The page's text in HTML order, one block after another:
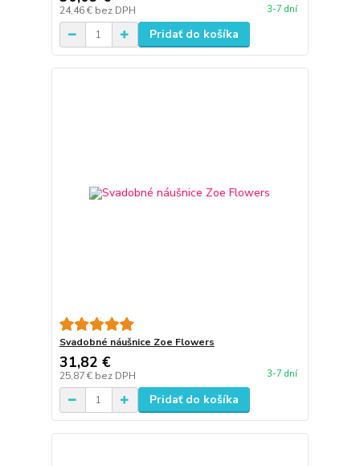
24,46 € bez DPH 3-7 dní
Pridať do košíka
Svadobné náušnice Zoe Flowers
31,82 €
25,87 € bez DPH 3-7 dní
Pridať do košíka